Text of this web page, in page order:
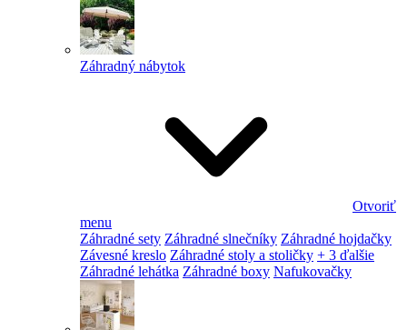
Záhradný nábytok
Otvoriť
menu
Záhradné sety Záhradné slnečníky Záhradné hojdačky
Závesné kreslo Záhradné stoly a stoličky + 3 ďalšie
Záhradné lehátka Záhradné boxy Nafukovačky